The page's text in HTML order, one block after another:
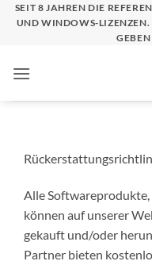
Zum
Inhalt
SEIT 8 JAHREN DIE
UND WINDOWS-
Alle Softwareprodukte,
können auf unserer
gekauft und/oder
Partner bieten